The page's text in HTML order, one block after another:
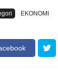
EKONOMI